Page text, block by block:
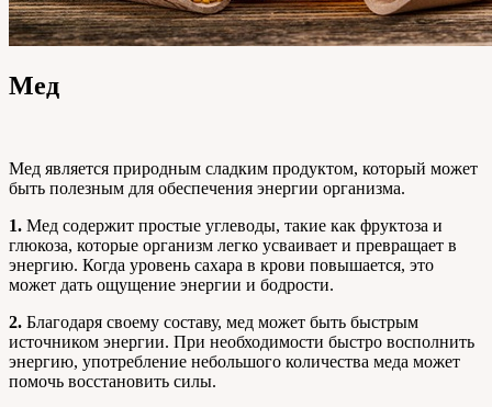
Мед
Мед является природным сладким продуктом, который может
быть полезным для обеспечения энергии организма.
1. Мед содержит простые углеводы, такие как фруктоза и
глюкоза, которые организм легко усваивает и превращает в
энергию. Когда уровень сахара в крови повышается, это
может дать ощущение энергии и бодрости.
2. Благодаря своему составу, мед может быть быстрым
источником энергии. При необходимости быстро восполнить
энергию, употребление небольшого количества меда может
помочь восстановить силы.